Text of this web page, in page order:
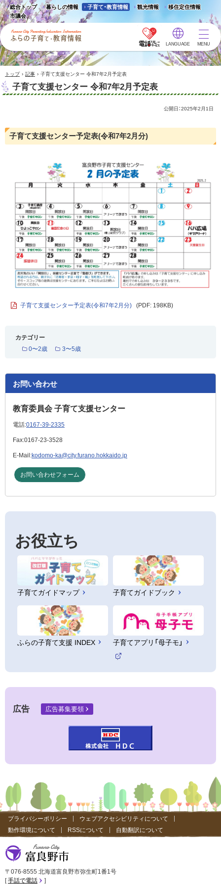
総合トップ 暮らしの情報 子育て・教育情報 観光情報
移住定住情報
市議会
ふらの子育て・教育情報 -
Furano City
Parenting/Education
Information
LANGUAGE MENU
トップ › 記事 › 子育て支援センター 令和7年2月予定表
子育て支援センター 令和7年2月予定表
公開日：2025年2月1日
子育て支援センター予定表(令和7年2月分)
子育て支援センター予定表(令和7年2月分) (PDF: 198KB)
カテゴリー
0〜2歳
3〜5歳
お問い合わせ
教育委員会 子育て支援センター
電話:0167-39-2335
Fax:0167-23-3528
E-Mail:kodomo-ka@city.furano.hokkaido.jp
お問い合わせフォーム
お役立ち
子育てガイドマップ 子育てガイドブック
ふらの子育て支援 INDEX 子育てアプリ「母子モ」
外
サ
広告 広告募集要領
プライバシーポリシー
ウェブアクセシビリティについて
動作環境について
RSSについて 自動翻訳について
〒076-8555 北海道富良野市弥生町1番1号
手話で電話